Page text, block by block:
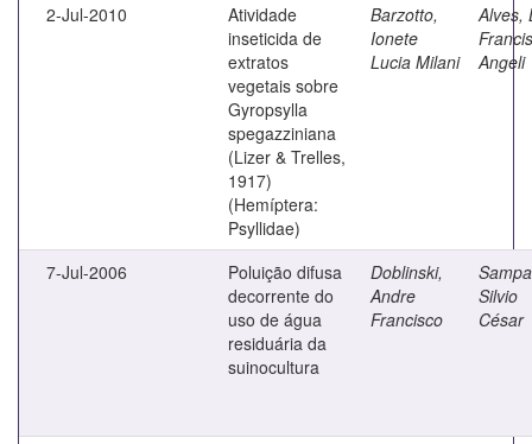
2-Jul-2010
Atividade
inseticida de
extratos
vegetais sobre
Gyropsylla
spegazziniana
(Lizer & Trelles,
1917)
(Hemíptera:
Psyllidae)
Barzotto,
Ionete
Lucia Milani
Alves,
Angeli
7-Jul-2006
Poluição difusa
decorrente do
uso de água
residuária da
suinocultura
Doblinski,
Andre
Francisco
Silvio
César